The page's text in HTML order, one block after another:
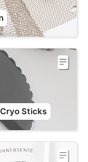
Sticks